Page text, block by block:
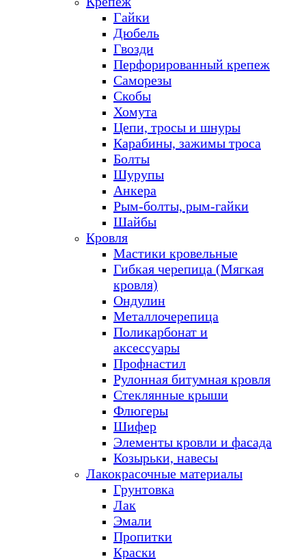
Гайки
Дюбель
Гвозди
Перфорированный крепеж
Саморезы
Скобы
Хомута
Цепи, тросы и шнуры
Карабины, зажимы троса
Болты
Шурупы
Анкера
Рым-болты, рым-гайки
Шайбы
Кровля
Мастики кровельные
Гибкая черепица (Мягкая
кровля)
Ондулин
Металлочерепица
Поликарбонат и
аксессуары
Профнастил
Рулонная битумная кровля
Стеклянные крыши
Флюгеры
Шифер
Элементы кровли и фасада
Козырьки, навесы
Лакокрасочные материалы
Грунтовка
Лак
Эмали
Пропитки
Краски